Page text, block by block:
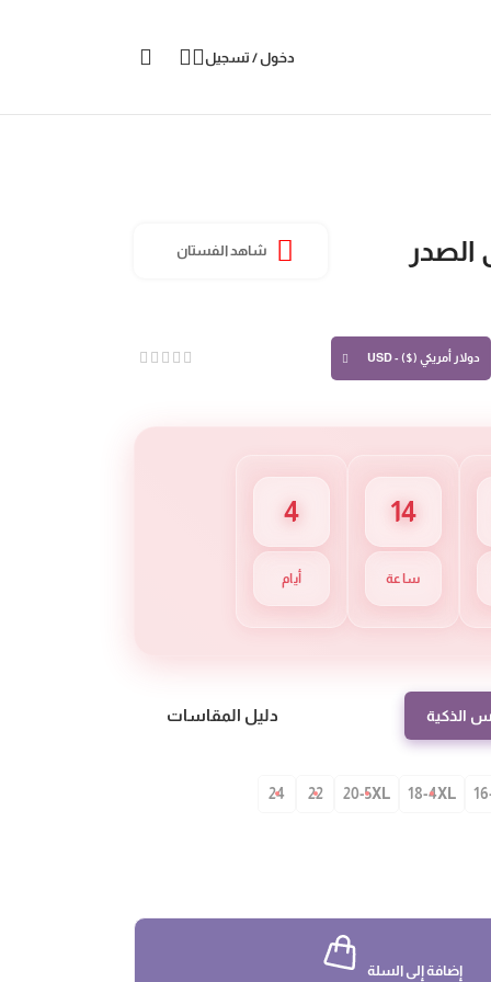
دخول / تسجيل
الصدر شاهد الفستان
دولار أمريكي ($) - USD
4
أيام
14
ساعة
الذكية دليل المقاسات
18-4XL
20-5XL
22
24
إضافة إلى السلة